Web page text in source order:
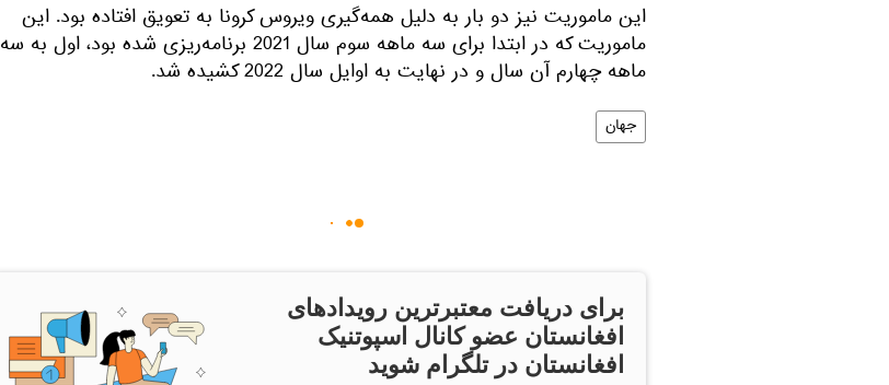
این ماموریت نیز دو بار به دلیل همه‌گیری ویروس کرونا به تعویق افتاده بود. این
ماموریت که در ابتدا برای سه ماهه سوم سال 2021 برنامه‌ریزی شده بود، اول به سه
ماهه چهارم آن سال و در نهایت به اوایل سال 2022 کشیده شد.
جهان
برای دریافت معتبرترین رویدادهای
افغانستان عضو کانال اسپوتنیک
افغانستان در تلگرام شوید